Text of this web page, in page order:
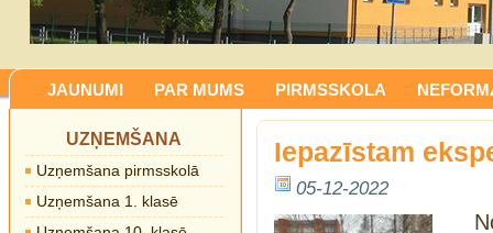
JAUNUMI PAR MUMS PIRMSSKOLA
UZŅEMŠANA
Uzņemšana pirmsskolā
Uzņemšana 1. klasē
Iepazīstam
05-12-2022